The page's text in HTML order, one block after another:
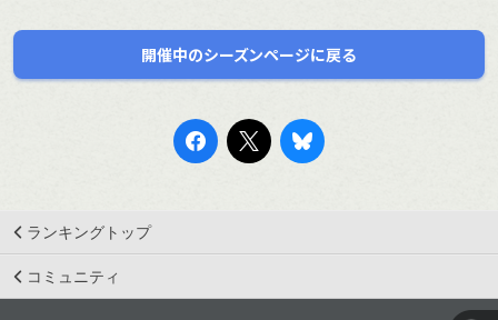
開催中のシーズンページに戻る
ランキングトップ
コミュニティ